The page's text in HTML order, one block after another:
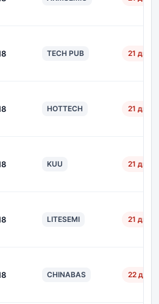
TECH PUB 21 дн.
HOTTECH 21 дн.
KUU 21 дн.
LITESEMI 21 дн.
CHINABAS 22 дн.